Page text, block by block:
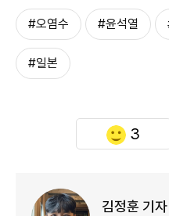
#오염수 #윤석열
#일본
3
김정훈 기자